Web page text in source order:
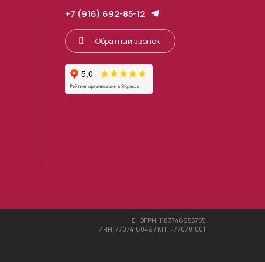
+7 (916) 692-85-12
Обратный звонок
ОГРН: 1187746655755
ИНН: 7707416849 / КПП: 770701001